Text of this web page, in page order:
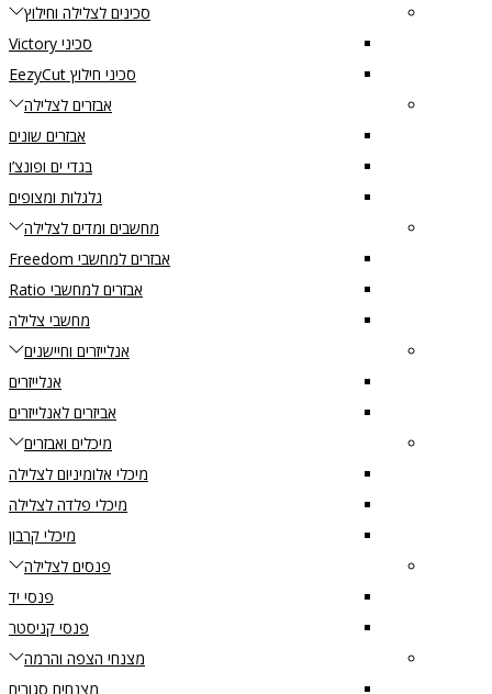
סכינים לצלילה וחילוץ
סכיני Victory
סכיני חילוץ EezyCut
אבזרים לצלילה
אבזרים שונים
בגדי ים ופונצ’ו
גלגלות ומצופים
מחשבים ומדים לצלילה
אבזרים למחשבי Freedom
אבזרים למחשבי Ratio
מחשבי צלילה
אנלייזרים וחיישנים
אנלייזרים
אביזרים לאנלייזרים
מיכלים ואבזרים
מיכלי אלומיניום לצלילה
מיכלי פלדה לצלילה
מיכלי קרבון
פנסים לצלילה
פנסי יד
פנסי קניסטר
מצנחי הצפה והרמה
מצנחים סגורים